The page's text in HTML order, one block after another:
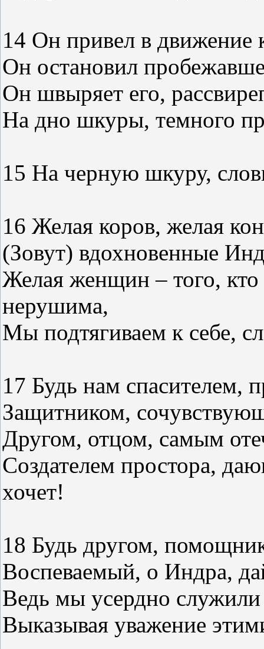
14 Он привел в движение
Он остановил
Он швыряет его,
На дно шкуры, темного
15 На черную шкуру,
16 Желая коров, желая
(Зовут) вдохновенные
Желая женщин – того,
нерушима,
Мы подтягиваем к себе,
17 Будь нам спасителем,
Защитником,
Другом, отцом, самым
Создателем простора,
хочет!
18 Будь другом,
Воспеваемый, о Индра,
Ведь мы усердно служили
Выказывая уважение